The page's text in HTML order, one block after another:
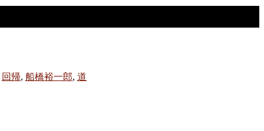
回帰, 船橋裕一郎, 道